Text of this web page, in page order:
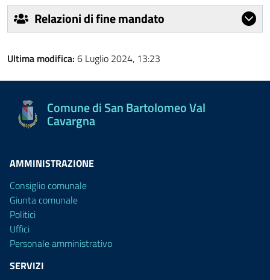
Relazioni di fine mandato
Ultima modifica: 6 Luglio 2024, 13:23
Comune di San Bartolomeo Val
Cavargna
AMMINISTRAZIONE
Consiglio comunale
Giunta comunale
Politici
Uffici
Personale amministrativo
SERVIZI